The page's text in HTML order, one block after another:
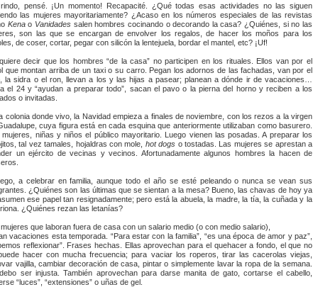
pensé. ¡Un momento! Recapacité. ¿Qué todas esas actividades no las siguen
las mujeres mayoritariamente? ¿Acaso en los números especiales de las revistas
Kenao Vanidadessalen hombres cocinando o decorando la casa? ¿Quiénes, si no las
son las que se encargan de envolver los regalos, de hacer los moños para los
de coser, cortar, pegar con silicón la lentejuela, bordar el mantel, etc? ¡Uf!
decir que los hombres “de la casa” no participen en los rituales. Ellos van por el
que montan arriba de un taxi o su carro. Pegan los adornos de las fachadas, van por el
la sidra o el ron, llevan a los y las hijas a pasear; planean a dónde ir de vacaciones…
el 24 y “ayudan a preparar todo”, sacan el pavo o la pierna del horno y reciben a los
o invitadas.
colonia donde vivo, la Navidad empieza a finales de noviembre, con los rezos a la virgen
cuya figura está en cada esquina que anteriormente utilizaban como basurero.
mujeres, niñas y niños el público mayoritario. Luego vienen las posadas. A preparar los
tal vez tamales, hojaldras con mole, hot dogs o tostadas. Las mujeres se aprestan a
un ejército de vecinas y vecinos. Afortunadamente algunos hombres la hacen de
a celebrar en familia, aunque todo el año se esté peleando o nunca se vean sus
¿Quiénes son las últimas que se sientan a la mesa? Bueno, las chavas de hoy ya
ese papel tan resignadamente; pero está la abuela, la madre, la tía, la cuñada y la
¿Quiénes rezan las letanías?
que laboran fuera de casa con un salario medio (o con medio salario),
vacaciones esta temporada. “Para estar con la familia”, “es una época de amor y paz”,
reflexionar”. Frases hechas. Ellas aprovechan para el quehacer a fondo, el que no
hacer con mucha frecuencia; para vaciar los roperos, tirar las cacerolas viejas,
vajilla, cambiar decoración de casa, pintar o simplemente lavar la ropa de la semana.
ser injusta. También aprovechan para darse manita de gato, cortarse el cabello,
“luces”, “extensiones” o uñas de gel.